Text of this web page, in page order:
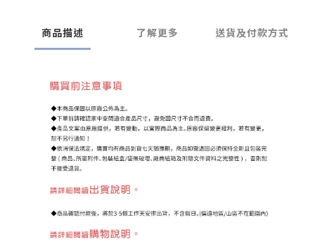
商品描述 了解更多 送貨及付款方式